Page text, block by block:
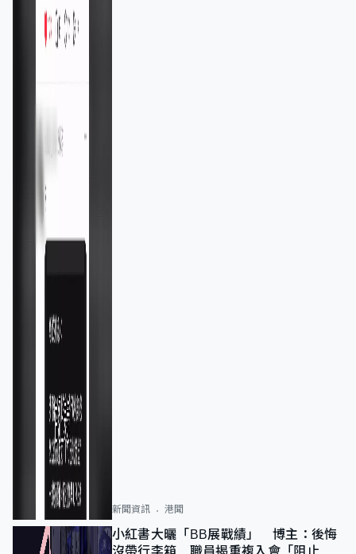
新聞資訊 港聞
小紅書大曬「BB展戰績」 博主：後悔
沒帶行李箱 職員揭重複入會「阻止唔